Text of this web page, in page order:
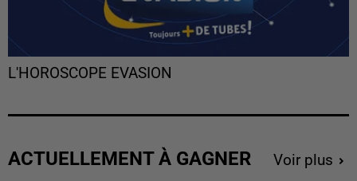
L'HOROSCOPE EVASION
ACTUELLEMENT À GAGNER Voir plus